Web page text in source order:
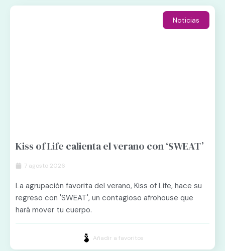
Noticias
Kiss of Life calienta el verano con ‘SWEAT’
7 agosto 2026
La agrupación favorita del verano, Kiss of Life, hace su
regreso con 'SWEAT', un contagioso afrohouse que
hará mover tu cuerpo.
Añadir a favoritos